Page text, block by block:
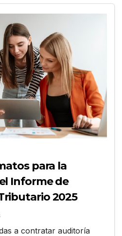
para la
Informe de
2025
a contratar auditoría